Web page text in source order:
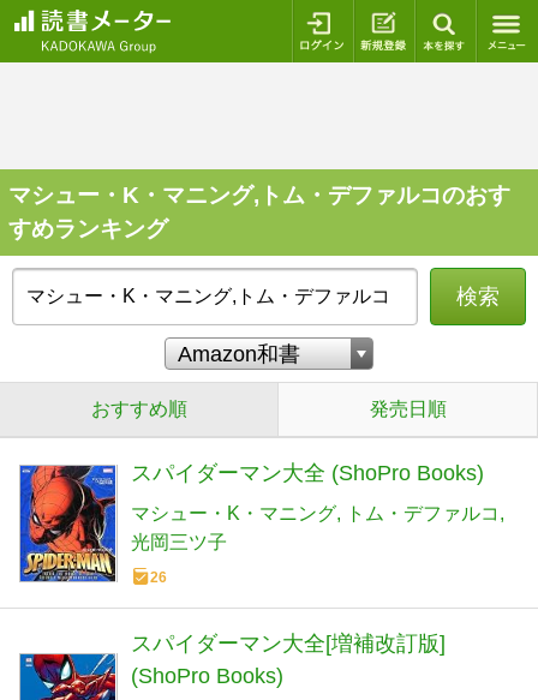
ログイン 新規登録
マシュー・K・マニング,トム・デファルコのおす
すめランキング
検索
おすすめ順 発売日順
スパイダーマン大全 (ShoPro Books)
マシュー・K・マニング
トム・デファルコ
光岡三ツ子
26
スパイダーマン大全[増補改訂版]
(ShoPro Books)